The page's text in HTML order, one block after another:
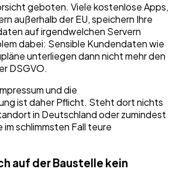
geboten. Viele kostenlose Apps,
außerhalb der EU, speichern Ihre
auf irgendwelchen Servern
dabei: Sensible Kundendaten wie
unterliegen dann nicht mehr den
DSGVO.
und die
ist daher Pflicht. Steht dort nichts
in Deutschland oder zumindest
im schlimmsten Fall teure
auf der Baustelle kein